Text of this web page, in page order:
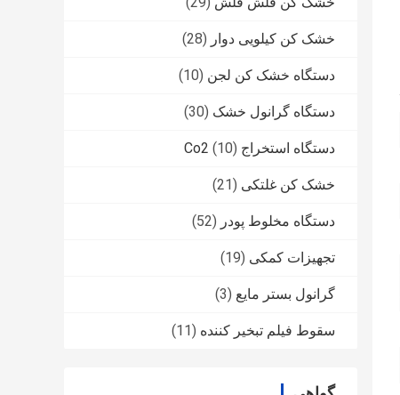
خشک کن کیلویی دوار (28)
دستگاه خشک کن لجن (10)
دستگاه گرانول خشک (30)
دستگاه استخراج Co2 (10)
خشک کن غلتکی (21)
دستگاه مخلوط پودر (52)
تجهیزات کمکی (19)
گرانول بستر مایع (3)
سقوط فیلم تبخیر کننده (11)